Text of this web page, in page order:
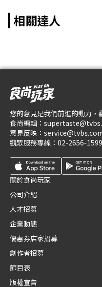
相關達人
您的意見是我們前進的動力，
食尚編輯：
意見反映：
觀眾服務專線： 02-2656-1599
關於食尚玩家
公司介紹
人才招募
企業動態
優惠券店家招募
創作者招募
節目表
版權宣告